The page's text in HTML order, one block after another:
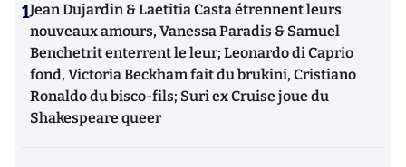
1Jean Dujardin & Laetitia Casta étrennent leurs
nouveaux amours, Vanessa Paradis & Samuel
Benchetrit enterrent le leur; Leonardo di Caprio
fond, Victoria Beckham fait du brukini, Cristiano
Ronaldo du bisco-fils; Suri ex Cruise joue du
Shakespeare queer